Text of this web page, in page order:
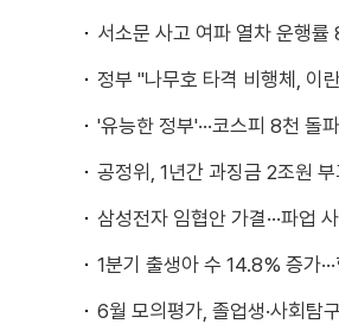
서소문 사고 여파 열차 운행률
정부 "나무호 타격 비행체, 이
'유능한 정부'···코스피 8천 돌
공정위, 1년간 과징금 2조원 부
삼성전자 임협안 가결···파업
1분기 출생아 수 14.8% 증가
6월 모의평가, 졸업생·사회탐